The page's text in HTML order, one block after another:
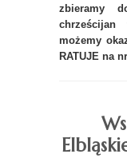
zbieramy
możemy
RATUJE na